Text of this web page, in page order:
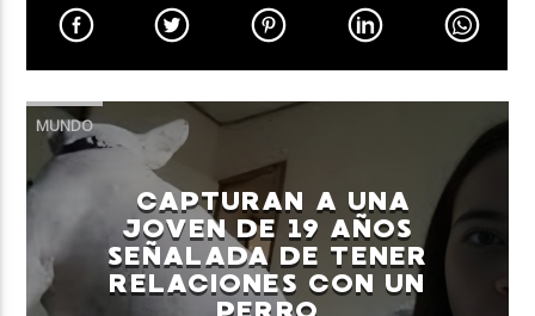
CANCIÓN ACTUAL
TÍTULO
ARTISTA
Neiva Estereo
MUNDO
CAPTURAN A UNA
JOVEN DE 19 AÑOS
SEÑALADA DE TENER
RELACIONES CON UN